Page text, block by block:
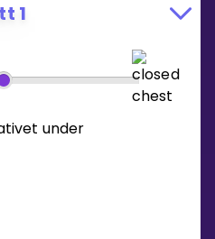
1
under